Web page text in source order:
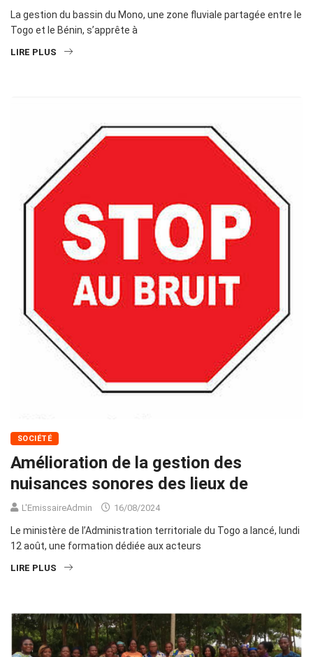
La gestion du bassin du Mono, une zone fluviale partagée entre le
Togo et le Bénin, s’apprête à
LIRE PLUS
SOCIÉTÉ
Amélioration de la gestion des
nuisances sonores des lieux de
L'EmissaireAdmin 16/08/2024
Le ministère de l’Administration territoriale du Togo a lancé, lundi
12 août, une formation dédiée aux acteurs
LIRE PLUS